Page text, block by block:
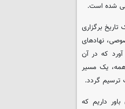
شده است.
توصیف کرد و اظهار داشت: ۱۸ آذر ۱۴۰۴ فقط یک تاریخ برگزاری
نهادهای
که در آن
یک مسیر
ترسیم گردد.
داریم که